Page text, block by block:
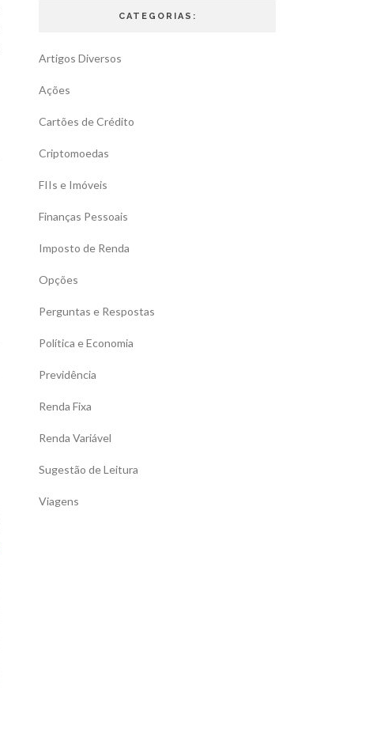
CATEGORIAS:
Artigos Diversos
Ações
Cartões de Crédito
Criptomoedas
FIIs e Imóveis
Finanças Pessoais
Imposto de Renda
Opções
Perguntas e Respostas
Política e Economia
Previdência
Renda Fixa
Renda Variável
Sugestão de Leitura
Viagens